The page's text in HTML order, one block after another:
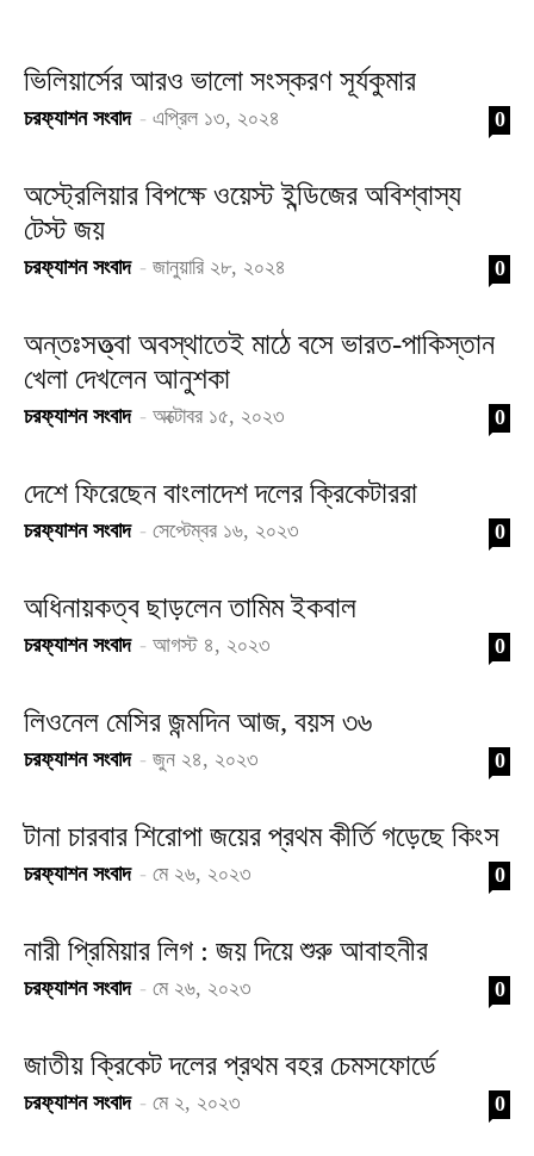
ভিলিয়ার্সের আরও ভালো সংস্করণ সূর্যকুমার
চরফ্যাশন সংবাদ - এপ্রিল ১৩, ২০২৪ 0
অস্ট্রেলিয়ার বিপক্ষে ওয়েস্ট ইন্ডিজের অবিশ্বাস্য
টেস্ট জয়
চরফ্যাশন সংবাদ - জানুয়ারি ২৮, ২০২৪ 0
অন্তঃসত্ত্বা অবস্থাতেই মাঠে বসে ভারত-পাকিস্তান
খেলা দেখলেন আনুশকা
চরফ্যাশন সংবাদ - অক্টোবর ১৫, ২০২৩ 0
দেশে ফিরেছেন বাংলাদেশ দলের ক্রিকেটাররা
চরফ্যাশন সংবাদ - সেপ্টেম্বর ১৬, ২০২৩ 0
অধিনায়কত্ব ছাড়লেন তামিম ইকবাল
চরফ্যাশন সংবাদ - আগস্ট ৪, ২০২৩ 0
লিওনেল মেসির জন্মদিন আজ, বয়স ৩৬
চরফ্যাশন সংবাদ - জুন ২৪, ২০২৩ 0
টানা চারবার শিরোপা জয়ের প্রথম কীর্তি গড়েছে কিংস
চরফ্যাশন সংবাদ - মে ২৬, ২০২৩ 0
নারী প্রিমিয়ার লিগ : জয় দিয়ে শুরু আবাহনীর
চরফ্যাশন সংবাদ - মে ২৬, ২০২৩ 0
জাতীয় ক্রিকেট দলের প্রথম বহর চেমসফোর্ডে
চরফ্যাশন সংবাদ - মে ২, ২০২৩ 0